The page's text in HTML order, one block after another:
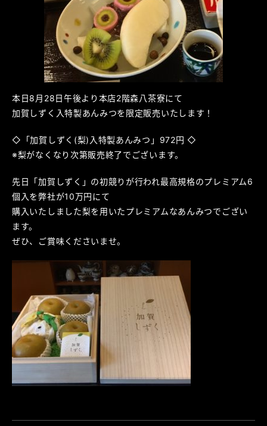
本日8月28日午後より本店2階森八茶寮にて
加賀しずく入特製あんみつを限定販売いたします！
◇「加賀しずく(梨)入特製あんみつ」972円 ◇
※梨がなくなり次第販売終了でございます。
先日「加賀しずく」の初競りが行われ最高規格のプレミアム6
個入を弊社が10万円にて
購入いたしました梨を用いたプレミアムなあんみつでござい
ます。
ぜひ、ご賞味くださいませ。